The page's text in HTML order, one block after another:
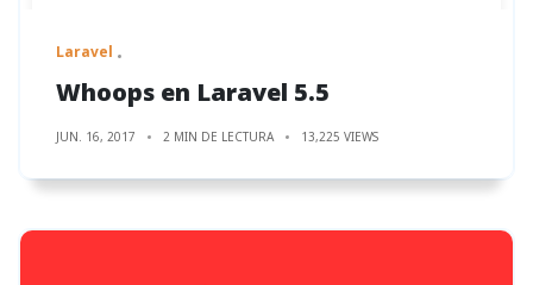
Laravel
Whoops en Laravel 5.5
JUN. 16, 2017 2 MIN DE LECTURA 13,225 VIEWS